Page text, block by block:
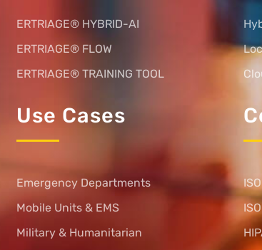
ERTRIAGE® HYBRID-AI
ERTRIAGE® FLOW
ERTRIAGE® TRAINING TOOL
Use Cases
Emergency Departments
Mobile Units & EMS
Military & Humanitarian